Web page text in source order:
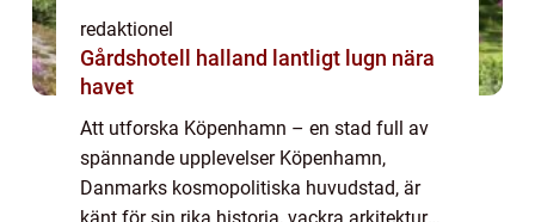
redaktionel
Gårdshotell halland lantligt lugn nära
havet
Att utforska Köpenhamn – en stad full av
spännande upplevelser Köpenhamn,
Danmarks kosmopolitiska huvudstad, är
känt för sin rika historia, vackra arkitektur